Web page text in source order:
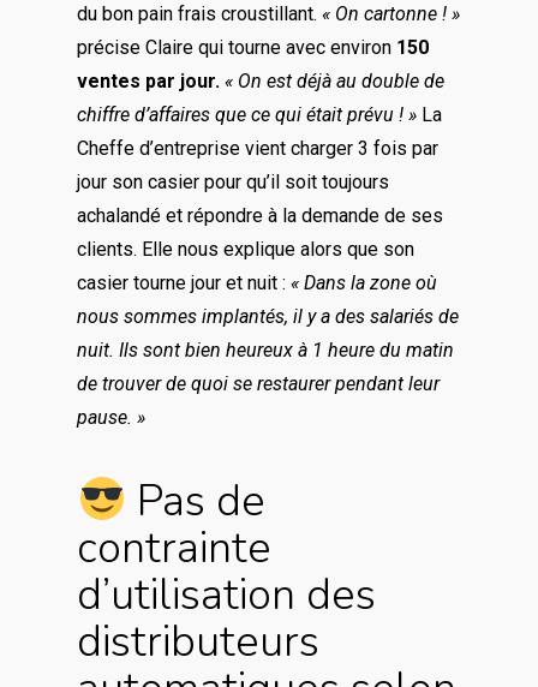
du bon pain frais croustillant. « On cartonne ! »
précise Claire qui tourne avec environ 150
ventes par jour. « On est déjà au double de
chiffre d’affaires que ce qui était prévu ! » La
Cheffe d’entreprise vient charger 3 fois par
jour son casier pour qu’il soit toujours
achalandé et répondre à la demande de ses
clients. Elle nous explique alors que son
casier tourne jour et nuit : « Dans la zone où
nous sommes implantés, il y a des salariés de
nuit. Ils sont bien heureux à 1 heure du matin
de trouver de quoi se restaurer pendant leur
pause. »
Pas de
contrainte
d’utilisation des
distributeurs